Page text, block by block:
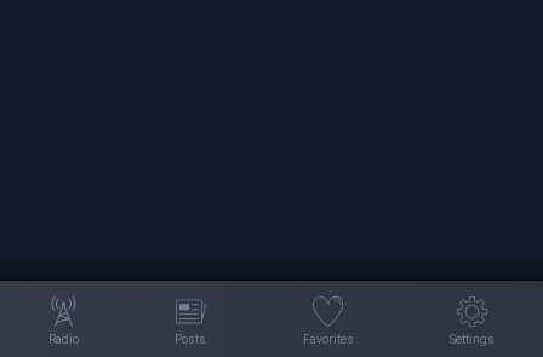
Radio Posts Favorites Settings